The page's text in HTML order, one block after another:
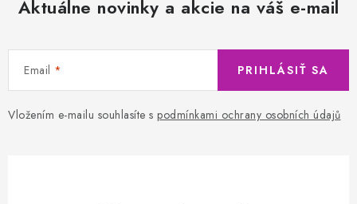
Aktuálne novinky a akcie na váš e-mail
Email
Vložením e-mailu souhlasíte s podmínkami ochrany osobních údajů
PRIHLÁSIŤ SA